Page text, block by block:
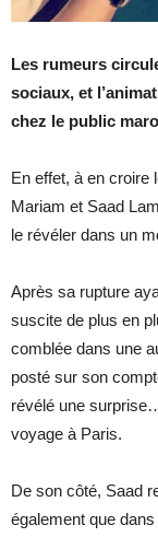
Les rumeurs
sociaux, et
chez le public
En effet, à en croire
Mariam et Saad
le révéler dans un
Après sa rupture
suscite de plus en
comblée dans une
posté sur son
révélé une
voyage à Paris.
De son côté, Saad
également que